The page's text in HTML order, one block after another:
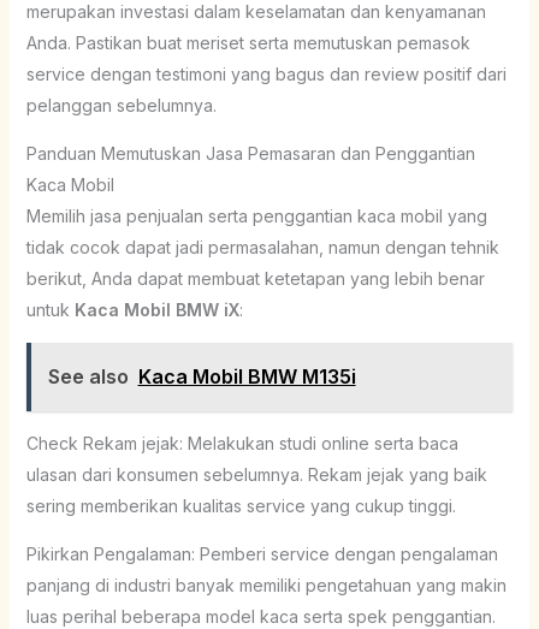
merupakan investasi dalam keselamatan dan kenyamanan
Anda. Pastikan buat meriset serta memutuskan pemasok
service dengan testimoni yang bagus dan review positif dari
pelanggan sebelumnya.
Panduan Memutuskan Jasa Pemasaran dan Penggantian
Kaca Mobil
Memilih jasa penjualan serta penggantian kaca mobil yang
tidak cocok dapat jadi permasalahan, namun dengan tehnik
berikut, Anda dapat membuat ketetapan yang lebih benar
untuk Kaca Mobil BMW iX:
See also Kaca Mobil BMW M135i
Check Rekam jejak: Melakukan studi online serta baca
ulasan dari konsumen sebelumnya. Rekam jejak yang baik
sering memberikan kualitas service yang cukup tinggi.
Pikirkan Pengalaman: Pemberi service dengan pengalaman
panjang di industri banyak memiliki pengetahuan yang makin
luas perihal beberapa model kaca serta spek penggantian.